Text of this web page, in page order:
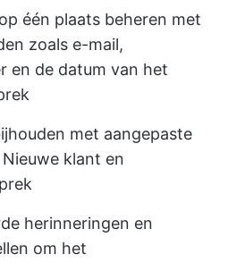
één plaats beheren met
zoals e-mail,
en de datum van het
met aangepaste
klant en
herinneringen en
om het